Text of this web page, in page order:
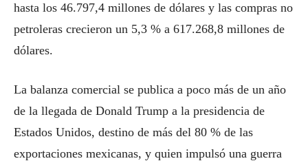
hasta los 46.797,4 millones de dólares y las compras no
petroleras crecieron un 5,3 % a 617.268,8 millones de
dólares.
La balanza comercial se publica a poco más de un año
de la llegada de Donald Trump a la presidencia de
Estados Unidos, destino de más del 80 % de las
exportaciones mexicanas, y quien impulsó una guerra